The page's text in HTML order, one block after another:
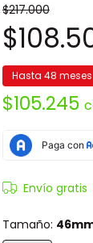
$217.000
Hasta 48
$105.245
Envío gratis
Tamaño: